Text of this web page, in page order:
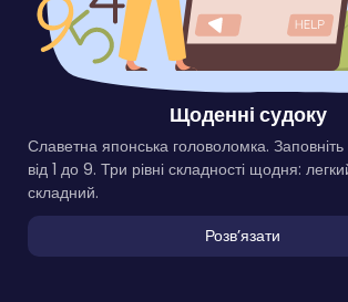
Щоденні судоку
Славетна японська головоломка. Заповніть
від 1 до 9. Три рівні складності щодня:
складний.
Розвʼязати